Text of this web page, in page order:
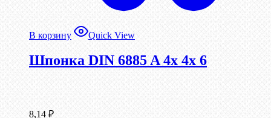
В корзину Quick View
Шпонка DIN 6885 A 4x 4x 6
8,14 ₽